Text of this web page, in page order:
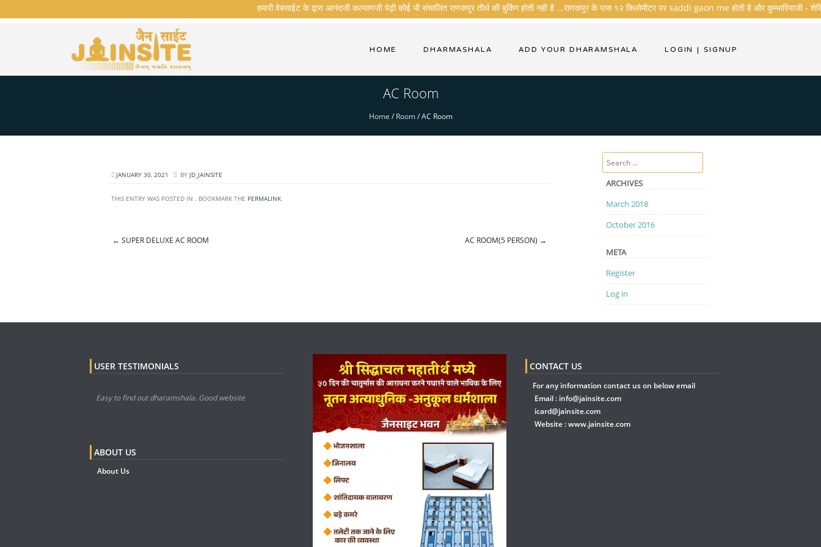
हमारी वेबसाईट के द्वारा आनंदजी कल्याणजी पेढ़ी कोई भी संचालित राणकपुर तीर्थ की बुकिंग होती नही है ...राणकपुर के पास १२ किलोमीटर पर saddi gaon me होती है और कुम्भारियाजी -
HOME DHARMASHALA ADD YOUR DHARAMSHALA LOGIN | SIGNUP
AC Room
Home /Room/AC Room
JANUARY 30, 2021 BY JD_JAINSITE
THIS ENTRY WAS POSTED IN . BOOKMARK THE PERMALINK.
← SUPER DELUXE AC ROOM AC ROOM(5 PERSON) →
Search
ARCHIVES
March 2018
October 2016
META
Register
Log in
USER TESTIMONIALS
Easy to find out dharamshala. Good website
ABOUT US
About Us
CONTACT US
For any information contact us on below email
Email : info@jainsite.com
icard@jainsite.com
Website :www.jainsite.com